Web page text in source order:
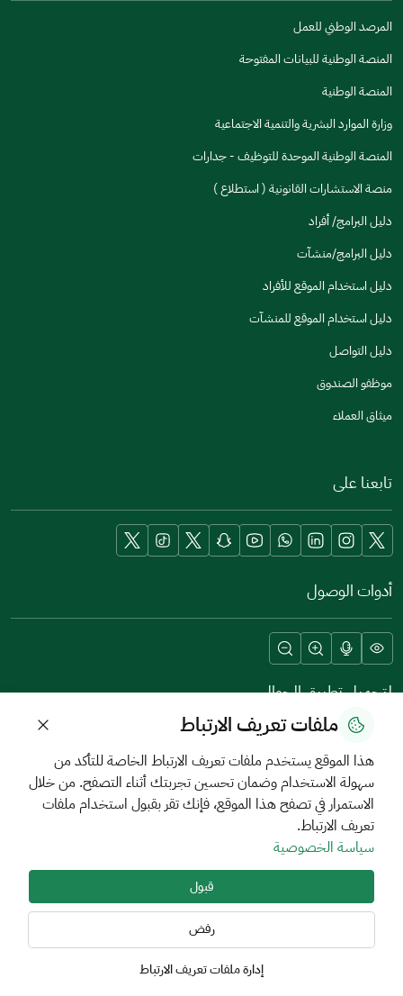
المرصد الوطني للعمل
المنصة الوطنية للبيانات المفتوحة
المنصة الوطنية
وزارة الموارد البشرية والتنمية الاجتماعية
المنصة الوطنية الموحدة للتوظيف - جدارات
منصة الاستشارات القانونية ( استطلاع )
دليل البرامج/ أفراد
دليل البرامج/منشآت
دليل استخدام الموقع للأفراد
دليل استخدام الموقع للمنشآت
دليل التواصل
موظفو الصندوق
ميثاق العملاء
تابعنا على
أدوات الوصول
لتحميل تطبيق الجوال
سياسة الخصوصية وحماية البيانات
جميع الحقوق محفوظة صندوق تنمية الموارد البشرية
ملفات تعريف الارتباط
هذا الموقع يستخدم ملفات تعريف الارتباط الخاصة للتأكد من
سهولة الاستخدام وضمان تحسين تجربتك أثناء التصفح. من خلال
الاستمرار في تصفح هذا الموقع، فإنك تقر بقبول استخدام ملفات
تعريف الارتباط.
سياسة الخصوصية
قبول
رفض
إدارة ملفات تعريف الارتباط